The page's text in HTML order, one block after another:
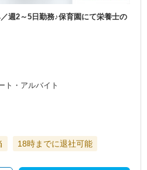
週2～5日勤務♪保育園にて栄養士の
ト・アルバイト
18時までに退社可能